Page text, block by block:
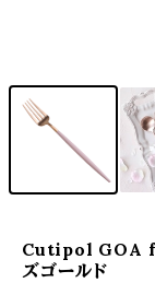
Cutipol GOA
ズゴールド